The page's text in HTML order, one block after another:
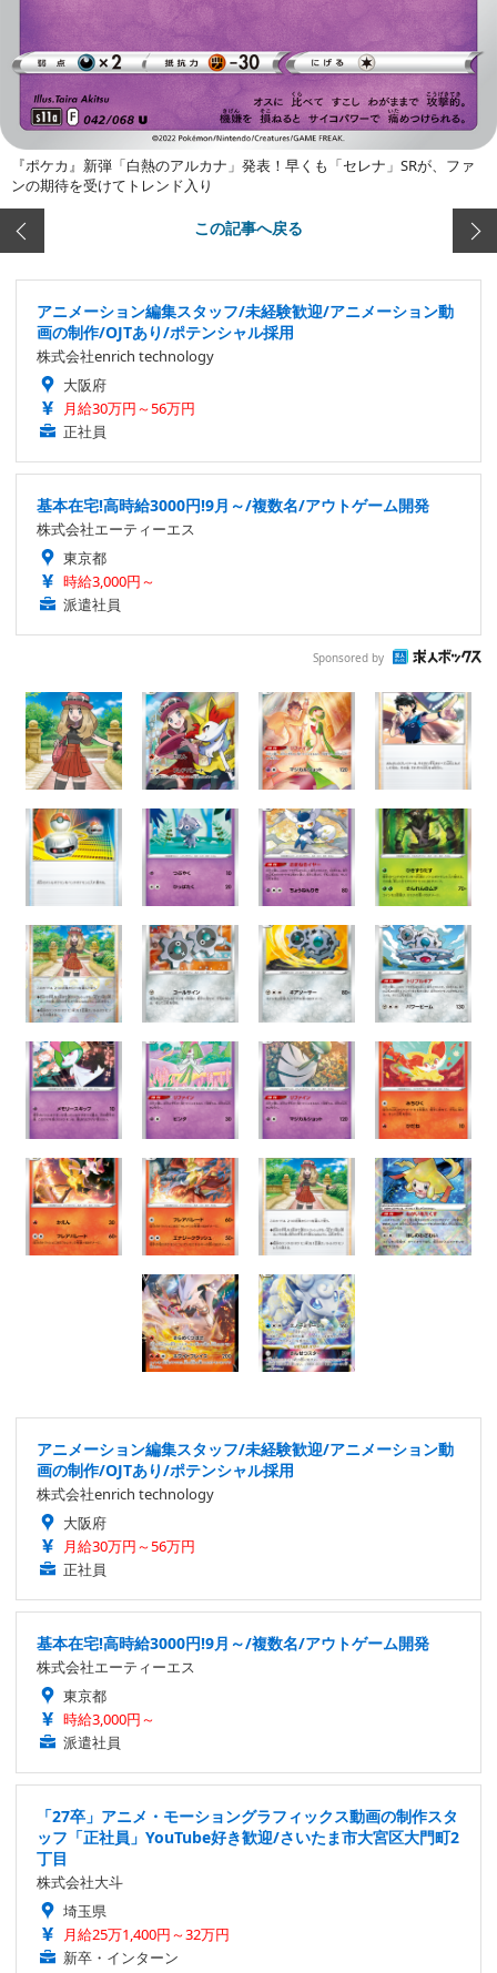
『ポケカ』新弾「白熱のアルカナ」発表！早くも「セレナ」SRが、ファ
ンの期待を受けてトレンド入り
この記事へ戻る
アニメーション編集スタッフ/未経験歓迎/アニメーション動
画の制作/OJTあり/ポテンシャル採用
株式会社enrich technology
大阪府
月給30万円～56万円
正社員
基本在宅!高時給3000円!9月～/複数名/アウトゲーム開発
株式会社エーティーエス
東京都
時給3,000円～
派遣社員
Sponsored by
アニメーション編集スタッフ/未経験歓迎/アニメーション動
画の制作/OJTあり/ポテンシャル採用
株式会社enrich technology
大阪府
月給30万円～56万円
正社員
基本在宅!高時給3000円!9月～/複数名/アウトゲーム開発
株式会社エーティーエス
東京都
時給3,000円～
派遣社員
「27卒」アニメ・モーショングラフィックス動画の制作スタ
ッフ「正社員」YouTube好き歓迎/さいたま市大宮区大門町2
丁目
株式会社大斗
埼玉県
月給25万1,400円～32万円
新卒・インターン